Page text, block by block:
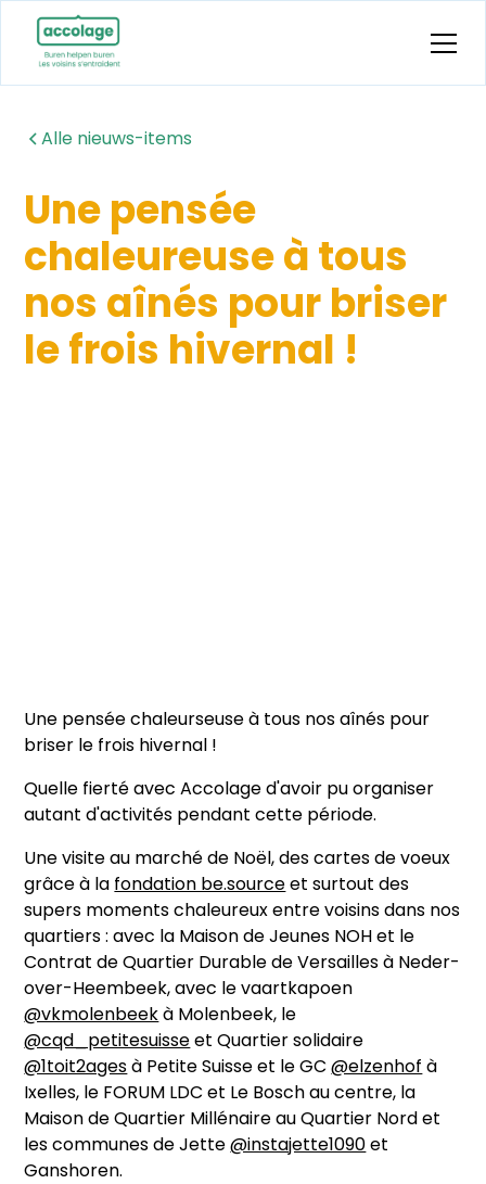
Alle nieuws-items
Une pensée
chaleureuse à tous
nos aînés pour briser
le frois hivernal !
Une pensée chaleurseuse à tous nos aînés pour
briser le frois hivernal !
Quelle fierté avec Accolage d'avoir pu organiser
autant d'activités pendant cette période.
Une visite au marché de Noël, des cartes de voeux
grâce à la fondation be.sourceet surtout des
supers moments chaleureux entre voisins dans nos
quartiers : avec la Maison de Jeunes NOH et le
Contrat de Quartier Durable de Versailles à Neder-
over-Heembeek, avec le vaartkapoen
@vkmolenbeekà Molenbeek, le
@cqd_petitesuisseet Quartier solidaire
@1toit2agesà Petite Suisse et le GC@elzenhof à
Ixelles, le FORUM LDC et Le Bosch au centre, la
Maison de Quartier Millénaire au Quartier Nord et
les communes de Jette@instajette1090et
Ganshoren.